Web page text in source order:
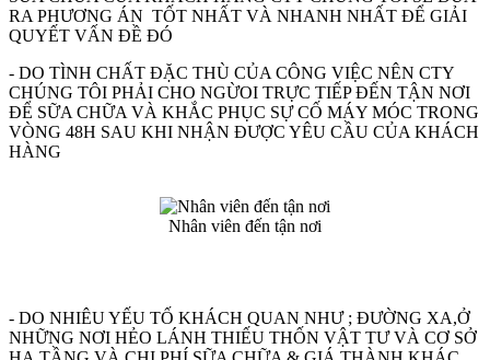
RA PHƯƠNG ÁN TỐT NHẤT VÀ NHANH NHẤT ĐỂ GIẢI
QUYẾT VẤN ĐỀ ĐÓ
- DO TÌNH CHẤT ĐẶC THÙ CỦA CÔNG VIỆC NÊN CTY
CHÚNG TÔI PHẢI CHO NGỪOI TRỰC TIẾP ĐẾN TẬN NƠI
ĐỂ SỮA CHỮA VÀ KHẮC PHỤC SỰ CỐ MÁY MÓC TRONG
VÒNG 48H SAU KHI NHẬN ĐƯỢC YÊU CẦU CỦA KHÁCH
HÀNG
Nhân viên đến tận nơi
- DO NHIÊU YẾU TỐ KHÁCH QUAN NHƯ ; ĐƯỜNG XA,Ở
NHỮNG NƠI HẺO LÁNH THIẾU THỐN VẬT TƯ VÀ CƠ SỞ